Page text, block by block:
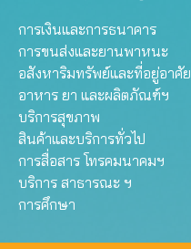
การเงินและการธนาคาร
การขนส่งและยานพาหนะ
อสังหาริมทรัพย์และที่อยู่อาศัย
อาหาร ยา และผลิตภัณฑ์ฯ
บริการสุขภาพ
สินค้าและบริการทั่วไป
การสื่อสาร โทรคมนาคมฯ
บริการ สาธารณะ ฯ
การศึกษา